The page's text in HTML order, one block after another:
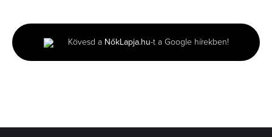
seconds
Kövesd a NőkLapja.hu-t a Google hírekben!